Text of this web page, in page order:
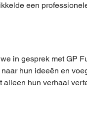
een
in gesprek met GP
hun ideeën en
hun verhaal